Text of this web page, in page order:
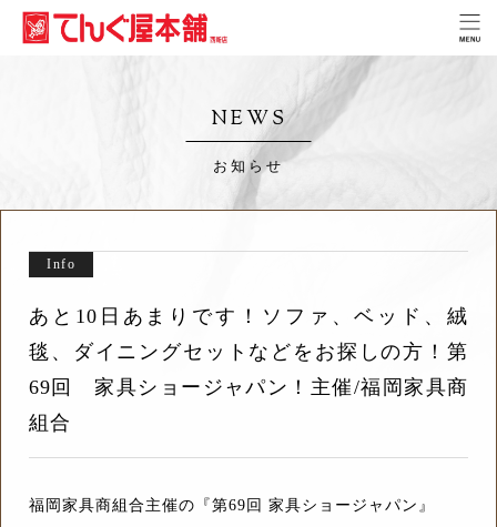
NEWS
お知らせ
あと10日あまりです！ソファ、ベッド、絨
毯、ダイニングセットなどをお探しの方！第
69回 家具ショージャパン！主催/福岡家具商
組合
Info
福岡家具商組合主催の『第69回 家具ショージャパン』